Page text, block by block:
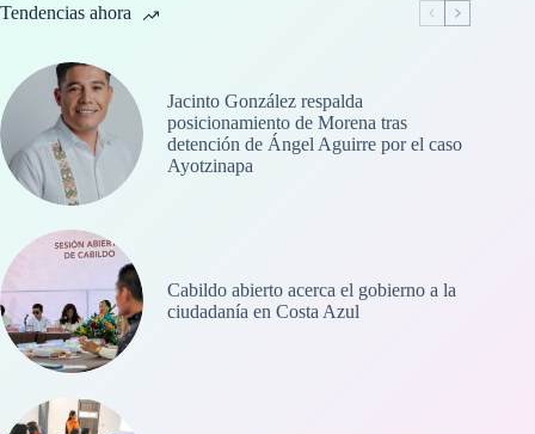
Tendencias ahora
Jacinto González respalda
posicionamiento de Morena tras
detención de Ángel Aguirre por el caso
Ayotzinapa
Cabildo abierto acerca el gobierno a la
ciudadanía en Costa Azul